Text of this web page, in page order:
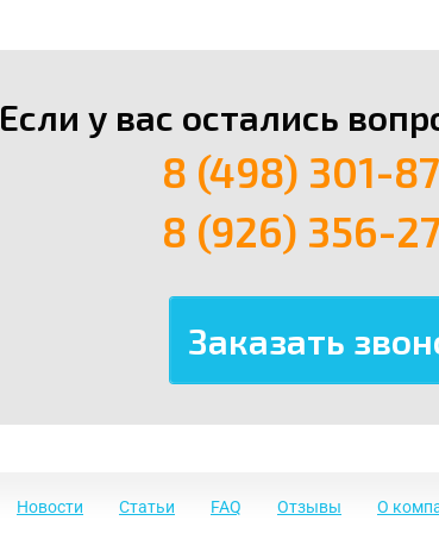
Если у вас остались
8 (498) 301-
8 (926) 356-
Новости Статьи FAQ Отзывы О